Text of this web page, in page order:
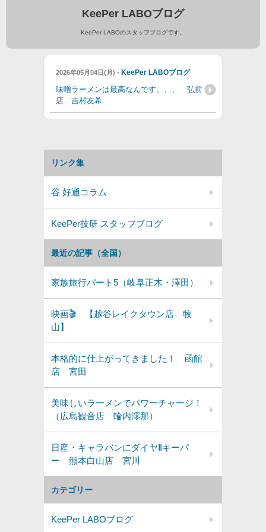
KeePer LABOブログ
KeePer LABOのスタッフブログです。
2026年05月04日(月) - KeePer LABOブログ
味噌ラーメンは最高なんです、、、 弘前
店 吉村友希
カテゴリー
KeePer LABOブログ
最近の記事（全国）
家族旅行パート5（岐阜正木・澤田）
映画🎬 【越谷レイクタウン店 牧
山】
本格的に仕上がってきました！ 函館
店 宮田
美味しいラーメンでパワーチャージ！
（広島観音店 輪内澪那）
日産・キャラバンにダイヤⅡキーパ
ー 熊本白山店 宮川
リンク集
谷 好通コラム
KeePer技研 スタッフブログ